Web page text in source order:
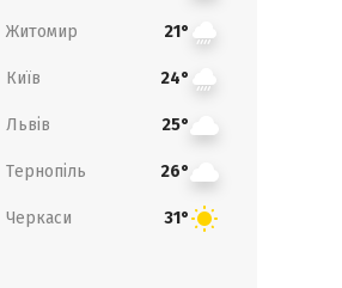
Житомир 21°
Київ 24°
Львів 25°
Тернопіль 26°
Черкаси 31°